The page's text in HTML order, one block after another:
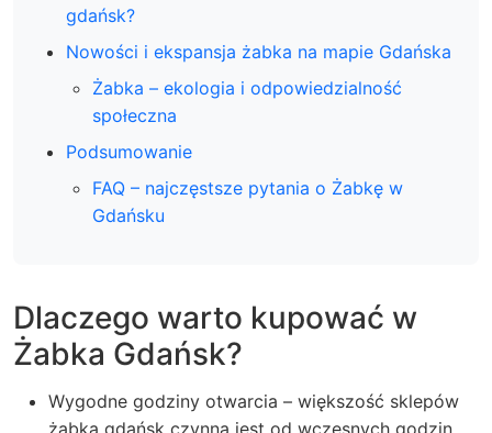
gdańsk?
Nowości i ekspansja żabka na mapie Gdańska
Żabka – ekologia i odpowiedzialność
społeczna
Podsumowanie
FAQ – najczęstsze pytania o Żabkę w
Gdańsku
Dlaczego warto kupować w
Żabka Gdańsk?
Wygodne godziny otwarcia – większość sklepów
żabka gdańsk czynna jest od wczesnych godzin